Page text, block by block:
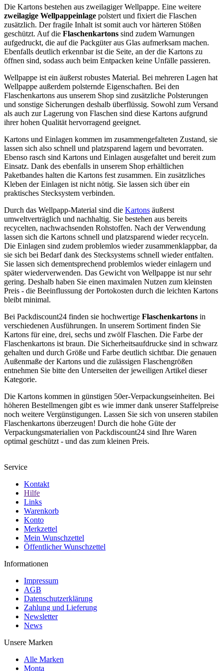
Die Kartons bestehen aus zweilagiger Wellpappe. Eine weitere
zweilagige Wellpappeinlage polstert und fixiert die Flaschen
zusätzlich. Der fragile Inhalt ist somit auch vor härteren Stößen
geschützt. Auf die Flaschenkartons sind zudem Warnungen
aufgedruckt, die auf die Packgüter aus Glas aufmerksam machen.
Ebenfalls deutlich erkennbar ist die Seite, an der die Kartons zu
öffnen sind, sodass auch beim Entpacken keine Unfälle passieren.
Wellpappe ist ein äußerst robustes Material. Bei mehreren Lagen hat
Wellpappe außerdem polsternde Eigenschaften. Bei den
Flaschenkartons aus unserem Shop sind zusätzliche Polsterungen
und sonstige Sicherungen deshalb überflüssig. Sowohl zum Versand
als auch zur Lagerung von Flaschen sind diese Kartons aufgrund
ihrer hohen Qualität hervorragend geeignet.
Kartons und Einlagen kommen im zusammengefalteten Zustand, sie
lassen sich also schnell und platzsparend lagern und bevorraten.
Ebenso rasch sind Kartons und Einlagen ausgefaltet und bereit zum
Einsatz. Dank des ebenfalls in unserem Shop erhältlichen
Paketbandes halten die Kartons fest zusammen. Ein zusätzliches
Kleben der Einlagen ist nicht nötig. Sie lassen sich über ein
praktisches Stecksystem verbinden.
Durch das Wellpapp-Material sind die Kartons äußerst
umweltverträglich und nachhaltig. Sie bestehen aus bereits
recycelten, nachwachsenden Rohstoffen. Nach der Verwendung
lassen sich die Kartons schnell und platzsparend wieder recyceln.
Die Einlagen sind zudem problemlos wieder zusammenklappbar, da
sie sich bei Bedarf dank des Stecksystems schnell wieder entfalten.
Sie lassen sich dementsprechend problemlos wieder einlagern und
später wiederverwenden. Das Gewicht von Wellpappe ist nur sehr
gering. Deshalb haben Sie einen maximalen Nutzen zum kleinsten
Preis - die Beeinflussung der Portokosten durch die leichten Kartons
bleibt minimal.
Bei Packdiscount24 finden sie hochwertige Flaschenkartons in
verschiedenen Ausführungen. In unserem Sortiment finden Sie
Kartons für eine, drei, sechs und zwölf Flaschen. Die Farbe der
Flaschenkartons ist braun. Die Sicherheitsaufdrucke sind in schwarz
gehalten und durch Größe und Farbe deutlich sichtbar. Die genauen
Außenmaße der Kartons und die zulässigen Flaschengrößen
entnehmen Sie bitte den Unterseiten der jeweiligen Artikel dieser
Kategorie.
Die Kartons kommen in günstigen 50er-Verpackungseinheiten. Bei
höheren Bestellmengen gibt es wie immer dank unserer Staffelpreise
noch weitere Vergünstigungen. Lassen Sie sich von unseren stabilen
Flaschenkartons überzeugen! Durch die hohe Güte der
Verpackungsmaterialien von Packdiscount24 sind Ihre Waren
optimal geschützt - und das zum kleinen Preis.
Service
Kontakt
Hilfe
Links
Warenkorb
Konto
Merkzettel
Mein Wunschzettel
Öffentlicher Wunschzettel
Informationen
Impressum
AGB
Datenschutzerklärung
Zahlung und Lieferung
Newsletter
News
Unsere Marken
Alle Marken
Monta